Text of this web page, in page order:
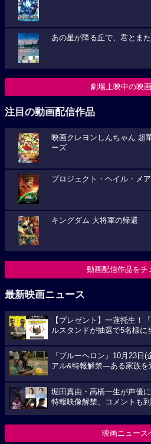
あの星が降る丘で、君とまた
劇場上映中の映
注目の動画配信作品
映画クレヨンしんちゃん 超
ーズ
プロジェクト・ヘイル・メ
キングダム 大将軍の帰還
動画配信作品をチ
最新映画ニュース
【プレゼント】一蓮托生！
ルスタンドが抽選で5名様に
『ブルーヘロン』10月23日
アル&特報解禁―ある家族を
堀田真由・高橋一生が声優
特報映像解禁、コメントも
映画ニュース